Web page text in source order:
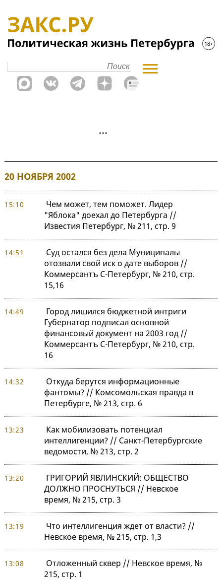
20 НОЯБРЯ 2002
15:10
Чем может, тем поможет. Лидер
"Яблока" доехал до Петербурга //
Известия Петербург, № 211, стр. 9
14:51
Суд остался без дела Муниципалы
отозвали свой иск о дате выборов //
Коммерсантъ С-Петербург, № 210, стр.
15,16
14:49
Город лишился бюджетной интриги
Губернатор подписал основной
финансовый документ на 2003 год //
Коммерсантъ С-Петербург, № 210, стр.
16
14:32
Откуда берутся информационные
фантомы? // Комсомольская правда в
Петербурге, № 213, стр. 6
13:23
Как мобилизовать потенциал
интеллигенции? // Санкт-Петербургские
ведомости, № 213, стр. 2
13:20
ГРИГОРИЙ ЯВЛИНСКИЙ: ОБЩЕСТВО
ДОЛЖНО ПРОСНУТЬСЯ // Невское
время, № 215, стр. 3
13:19
Что интеллигенция ждет от власти? //
Невское время, № 215, стр. 1,3
13:08
Отложенный сквер // Невское время, №
215, стр. 1